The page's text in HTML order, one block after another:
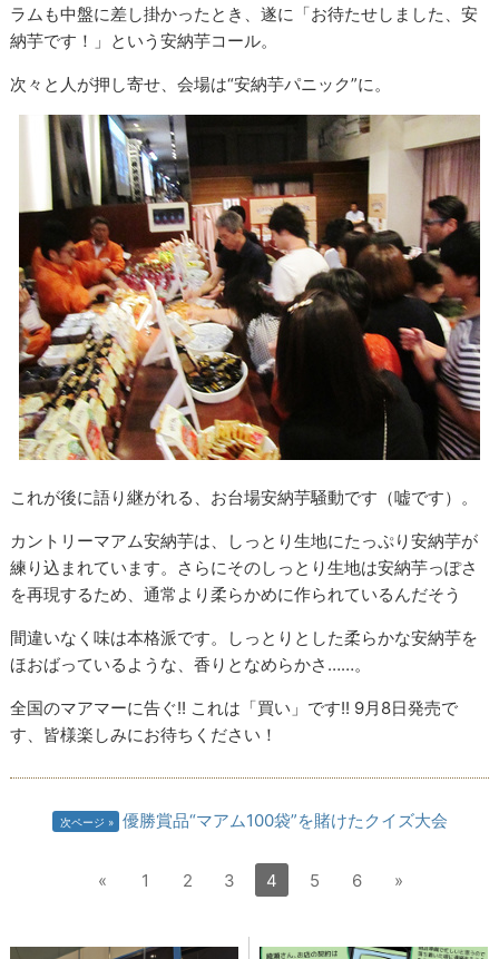
ラムも中盤に差し掛かったとき、遂に「お待たせしました、安
納芋です！」という安納芋コール。
次々と人が押し寄せ、会場は“安納芋パニック”に。
これが後に語り継がれる、お台場安納芋騒動です（嘘です）。
カントリーマアム安納芋は、しっとり生地にたっぷり安納芋が
練り込まれています。さらにそのしっとり生地は安納芋っぽさ
を再現するため、通常より柔らかめに作られているんだそう
間違いなく味は本格派です。しっとりとした柔らかな安納芋を
ほおばっているような、香りとなめらかさ……。
全国のマアマーに告ぐ!! これは「買い」です!! 9月8日発売で
す、皆様楽しみにお待ちください！
次ページ 優勝賞品“マアム100袋”を賭けたクイズ大会
« 1 2 3 4 5 6 »